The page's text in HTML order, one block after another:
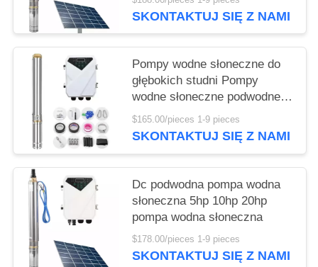
SKONTAKTUJ SIĘ Z NAMI
Pompy wodne słoneczne do
głębokich studni Pompy
wodne słoneczne podwodne
Dc do nawadniania rolnictwa
$165.00/pieces 1-9 pieces
SKONTAKTUJ SIĘ Z NAMI
Dc podwodna pompa wodna
słoneczna 5hp 10hp 20hp
pompa wodna słoneczna
$178.00/pieces 1-9 pieces
SKONTAKTUJ SIĘ Z NAMI